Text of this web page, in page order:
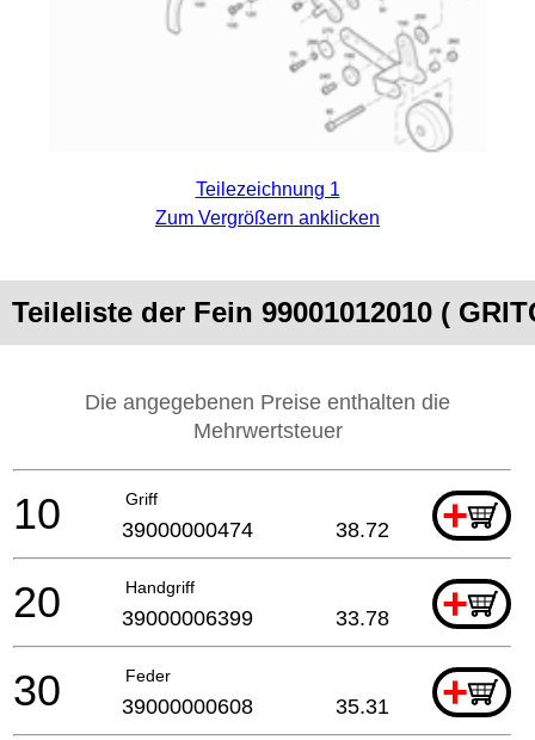
Teilezeichnung 1
Zum Vergrößern anklicken
Teileliste der Fein 99001012010 (
Die angegebenen Preise enthalten die
Mehrwertsteuer
Griff +
10 39000000474 38.72
Handgriff +
20 39000006399 33.78
Feder +
30 39000000608 35.31